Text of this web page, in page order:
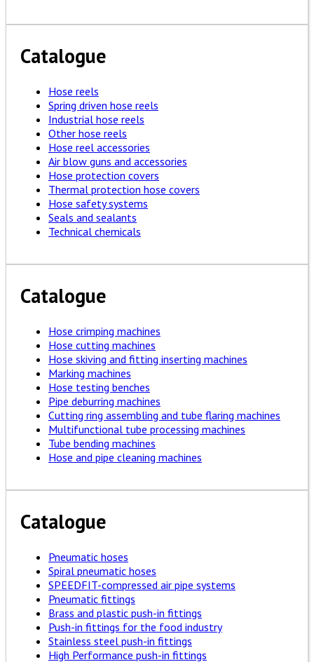
Catalogue
Hose reels
Spring driven hose reels
Industrial hose reels
Other hose reels
Hose reel accessories
Air blow guns and accessories
Hose protection covers
Thermal protection hose covers
Hose safety systems
Seals and sealants
Technical chemicals
Catalogue
Hose crimping machines
Hose cutting machines
Hose skiving and fitting inserting machines
Marking machines
Hose testing benches
Pipe deburring machines
Cutting ring assembling and tube flaring machines
Multifunctional tube processing machines
Tube bending machines
Hose and pipe cleaning machines
Catalogue
Pneumatic hoses
Spiral pneumatic hoses
SPEEDFIT-compressed air pipe systems
Pneumatic fittings
Brass and plastic push-in fittings
Push-in fittings for the food industry
Stainless steel push-in fittings
High Performance push-in fittings